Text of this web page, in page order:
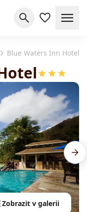
Blue Waters Inn Hotel
Zobrazit v galerii